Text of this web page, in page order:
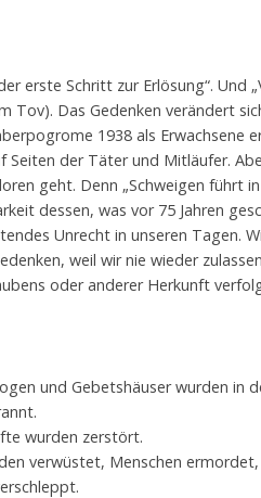
erste Schritt zur Erlösung“. Und
Tov). Das Gedenken verändert
1938 als Erwachsene
Seiten der Täter und Mitläufer.
geht. Denn „Schweigen führt
dessen, was vor 75 Jahren
Unrecht in unseren Tagen.
weil wir nie wieder
oder anderer Herkunft
und Gebetshäuser wurden in
wurden zerstört.
verwüstet, Menschen